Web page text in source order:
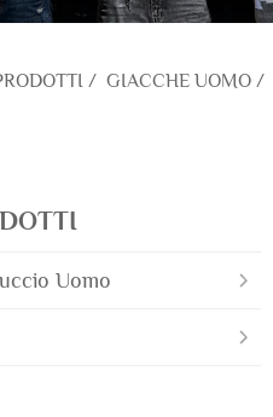
/ GIACCHE UOMO /
Uomo